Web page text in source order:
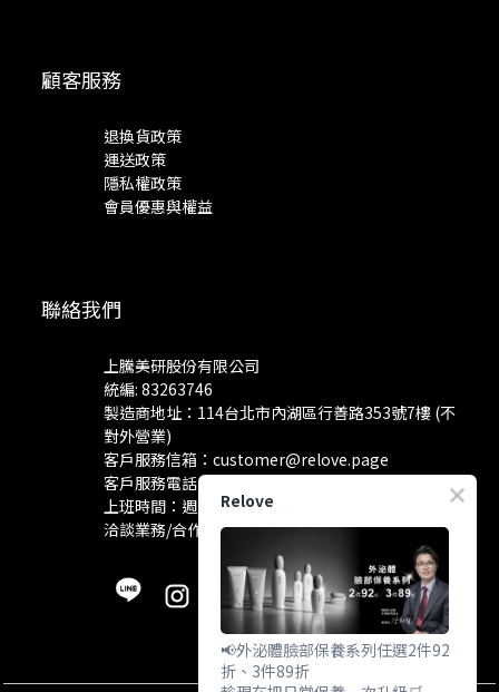
顧客服務
退換貨政策
運送政策
隱私權政策
會員優惠與權益
聯絡我們
上騰美研股份有限公司
統編: 83263746
製造商地址：114台北市內湖區行善路353號7樓 (不
對外營業)
客戶服務信箱： customer@relove.page
客戶服務電話：
上班時間：週一至週五 10:30~18:30
洽談業務/合作資訊：pr@relove.page
Relove
📢外泌體臉部保養系列任選2件92
折、3件89折